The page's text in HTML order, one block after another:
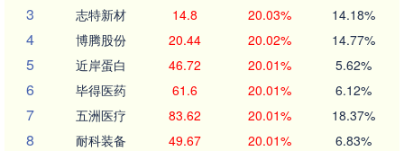
3 志特新材 14.8 20.03% 14.18%
4 博腾股份 20.44 20.02% 14.77%
5 近岸蛋白 46.72 20.01% 5.62%
6 毕得医药 61.6 20.01% 6.12%
7 五洲医疗 83.62 20.01% 18.37%
8 耐科装备 49.67 20.01% 6.83%